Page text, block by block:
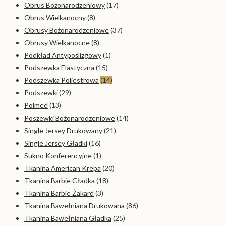
Obrus Bożonarodzeniowy(17)
Obrus Wielkanocny(8)
Obrusy Bożonarodzeniowe(37)
Obrusy Wielkanocne(8)
Podkład Antypoślizgowy(1)
Podszewka Elastyczna (15)
Podszewka Poliestrowa (14)
Podszewki(29)
Polmed (13)
Poszewki Bożonarodzeniowe(14)
Single Jersey Drukowany(21)
Single Jersey Gładki(16)
Sukno Konferencyjne(1)
Tkanina American Krepa (20)
Tkanina Barbie Gładka (18)
Tkanina Barbie Żakard (3)
Tkanina Bawełniana Drukowana (86)
Tkanina Bawełniana Gładka (25)